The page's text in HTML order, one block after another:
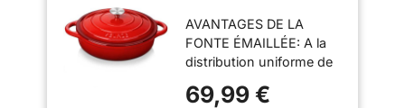
Cocotte Émaillée
Antiadhésif avec
Couvercle Bon
Scellement, Touts
Feux Dont
AVANTAGES DE LA
FONTE ÉMAILLÉE: A la
distribution uniforme de
fonte émaillée est un bon
69,99 €